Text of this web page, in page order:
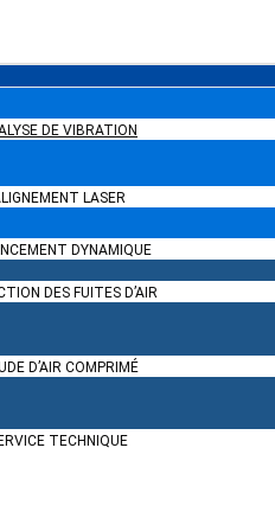
DE VIBRATION
LASER
DYNAMIQUE
DES FUITES D’AIR
D’AIR COMPRIMÉ
TECHNIQUE